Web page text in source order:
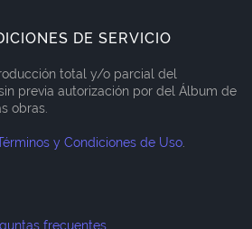
DE SERVICIO
total y/o parcial del
previa autorización por del Álbum de
obras.
y Condiciones de Uso
frecuentes